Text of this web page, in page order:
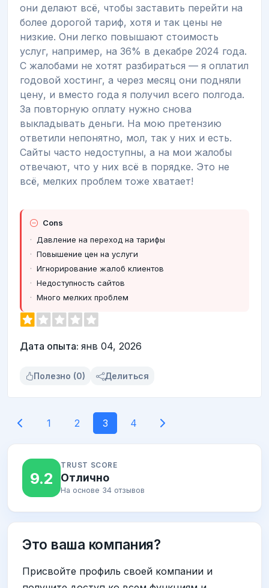
они делают всё, чтобы заставить перейти на
более дорогой тариф, хотя и так цены не
низкие. Они легко повышают стоимость
услуг, например, на 36% в декабре 2024 года.
С жалобами не хотят разбираться — я оплатил
годовой хостинг, а через месяц они подняли
цену, и вместо года я получил всего полгода.
За повторную оплату нужно снова
выкладывать деньги. На мою претензию
ответили непонятно, мол, так у них и есть.
Сайты часто недоступны, а на мои жалобы
отвечают, что у них всё в порядке. Это не
всё, мелких проблем тоже хватает!
Cons
Давление на переход на тарифы
Повышение цен на услуги
Игнорирование жалоб клиентов
Недоступность сайтов
Много мелких проблем
Дата опыта: янв 04, 2026
Полезно (0) Делиться
1 2 3 4
9.2
TRUST SCORE
Отлично
На основе 34 отзывов
Это ваша компания?
Присвойте профиль своей компании и